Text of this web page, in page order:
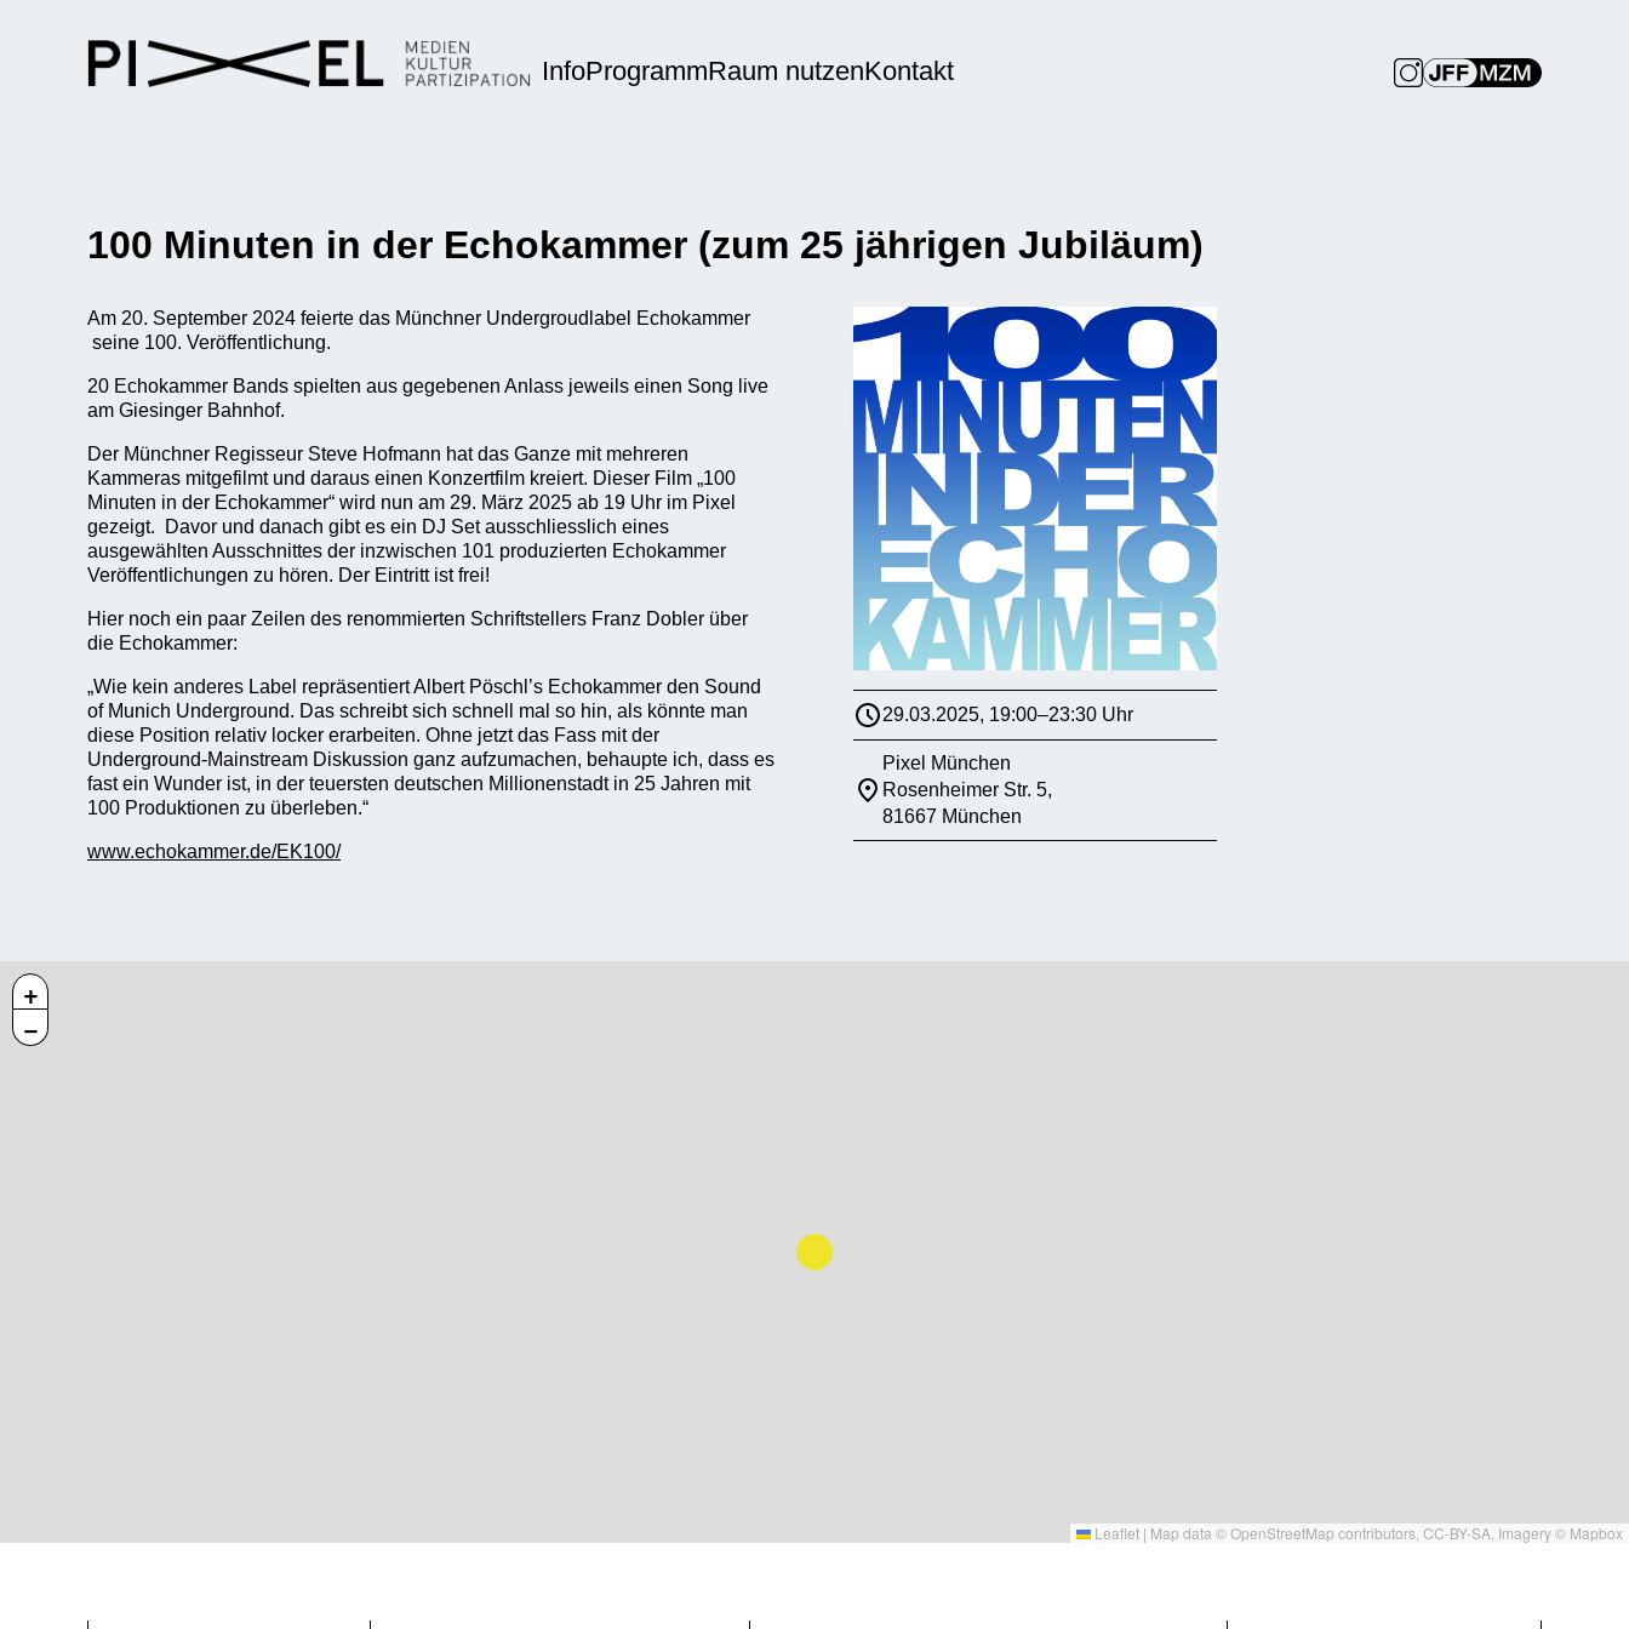
InfoProgrammRaum nutzenKontakt
100 Minuten in der Echokammer (zum 25 jährigen Jubiläum)
Am 20. September 2024 feierte das Münchner Undergroudlabel Echokammer
seine 100. Veröffentlichung.
20 Echokammer Bands spielten aus gegebenen Anlass jeweils einen Song live
am Giesinger Bahnhof.
Der Münchner Regisseur Steve Hofmann hat das Ganze mit mehreren
Kammeras mitgefilmt und daraus einen Konzertfilm kreiert. Dieser Film „100
Minuten in der Echokammer“ wird nun am 29. März 2025 ab 19 Uhr im Pixel
gezeigt. Davor und danach gibt es ein DJ Set ausschliesslich eines
ausgewählten Ausschnittes der inzwischen 101 produzierten Echokammer
Veröffentlichungen zu hören. Der Eintritt ist frei!
Hier noch ein paar Zeilen des renommierten Schriftstellers Franz Dobler über
die Echokammer:
„Wie kein anderes Label repräsentiert Albert Pöschl’s Echokammer den Sound
of Munich Underground. Das schreibt sich schnell mal so hin, als könnte man
diese Position relativ locker erarbeiten. Ohne jetzt das Fass mit der
Underground-Mainstream Diskussion ganz aufzumachen, behaupte ich, dass es
fast ein Wunder ist, in der teuersten deutschen Millionenstadt in 25 Jahren mit
100 Produktionen zu überleben.“
www.echokammer.de/EK100/
29.03.2025, 19:00–23:30 Uhr
Pixel München
Rosenheimer Str. 5,
81667 München
+
−
Leaflet | Map data ©OpenStreetMap contributors, CC-BY-SA , Imagery © Mapbox